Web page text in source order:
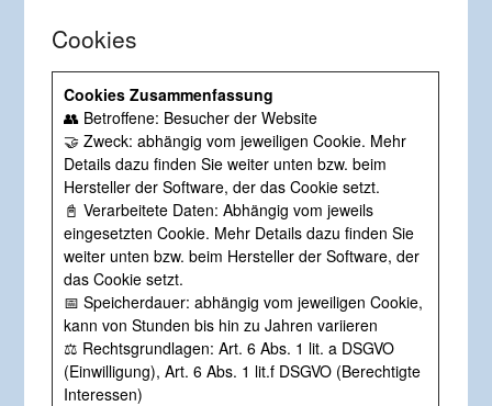
Cookies
Cookies Zusammenfassung
👥 Betroffene: Besucher der Website
🤝 Zweck: abhängig vom jeweiligen Cookie. Mehr
Details dazu finden Sie weiter unten bzw. beim
Hersteller der Software, der das Cookie setzt.
📓 Verarbeitete Daten: Abhängig vom jeweils
eingesetzten Cookie. Mehr Details dazu finden Sie
weiter unten bzw. beim Hersteller der Software, der
das Cookie setzt.
📅 Speicherdauer: abhängig vom jeweiligen Cookie,
kann von Stunden bis hin zu Jahren variieren
⚖️ Rechtsgrundlagen: Art. 6 Abs. 1 lit. a DSGVO
(Einwilligung), Art. 6 Abs. 1 lit.f DSGVO (Berechtigte
Interessen)